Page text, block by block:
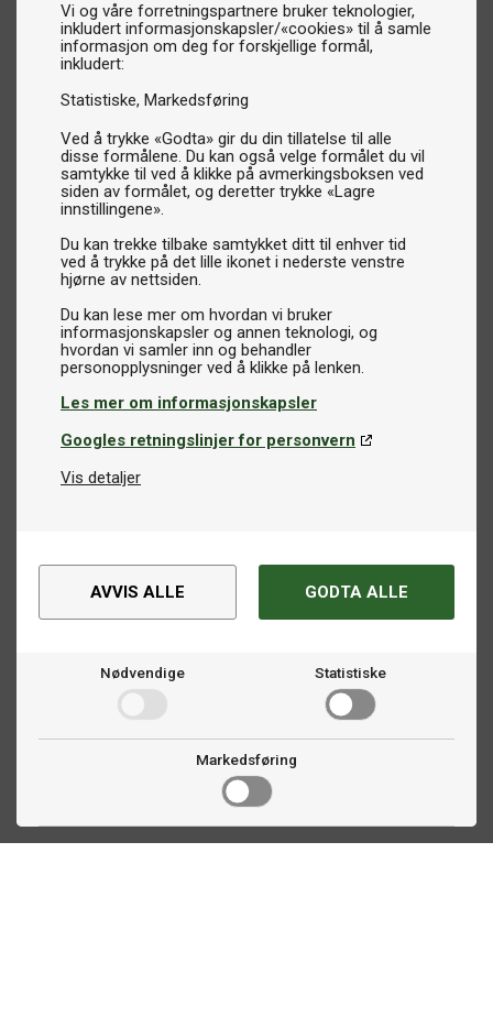
Vi og våre forretningspartnere bruker teknologier,
inkludert informasjonskapsler/«cookies» til å samle
informasjon om deg for forskjellige formål,
inkludert:
Statistiske Markedsføring
Ved å trykke «Godta» gir du din tillatelse til alle
disse formålene. Du kan også velge formålet du vil
samtykke til ved å klikke på avmerkingsboksen ved
siden av formålet, og deretter trykke «Lagre
innstillingene».
Du kan trekke tilbake samtykket ditt til enhver tid
ved å trykke på det lille ikonet i nederste venstre
hjørne av nettsiden.
Du kan lese mer om hvordan vi bruker
informasjonskapsler og annen teknologi, og
hvordan vi samler inn og behandler
Les mer om informasjonskapsler
Googles retningslinjer for personvern
Vis detaljer
AVVIS ALLE GODTA ALLE
Nødvendige Statistiske
Markedsføring